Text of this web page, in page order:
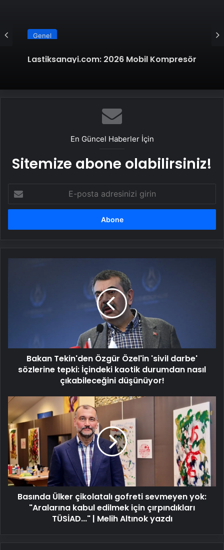
Genel
Seçim Rehberi ve Verimlilik Analizi
En Güncel Haberler İçin
Sitemize abone olabilirsiniz!
posta
adresinizi
İçindeki
durumdan
düşünüyor!
Bakan Tekin'den Özgür Özel'in 'sivil darbe'
sözlerine tepki: İçindeki kaotik durumdan nasıl
çıkabileceğini düşünüyor!
Basında
çikolatalı
gofreti
sevmeyen
yok:
"Aralarına
kabul
edilmek
çırpındıkları
Basında Ülker çikolatalı gofreti sevmeyen yok:
"Aralarına kabul edilmek için çırpındıkları
TÜSİAD..." | Melih Altınok yazdı